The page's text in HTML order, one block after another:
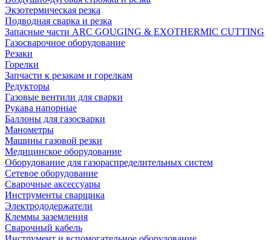
Экзотермическая резка
Подводная сварка и резка
Запасные части ARC GOUGING & EXOTHERMIC CUTTING
Газосварочное оборудование
Резаки
Горелки
Запчасти к резакам и горелкам
Редукторы
Газовые вентили для сварки
Рукава напорные
Баллоны для газосварки
Манометры
Машины газовой резки
Медицинское оборудование
Оборудование для газораспределительных систем
Сетевое оборудование
Сварочные аксессуары
Инструменты сварщика
Электрододержатели
Клеммы заземления
Сварочный кабель